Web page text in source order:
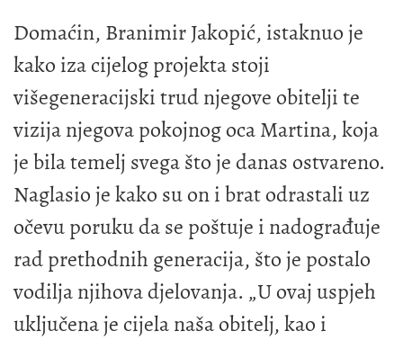
Domaćin, Branimir Jakopić, istaknuo je
kako iza cijelog projekta stoji
višegeneracijski trud njegove obitelji te
vizija njegova pokojnog oca Martina, koja
je bila temelj svega što je danas ostvareno.
Naglasio je kako su on i brat odrastali uz
očevu poruku da se poštuje i nadograđuje
rad prethodnih generacija, što je postalo
vodilja njihova djelovanja. „U ovaj uspjeh
uključena je cijela naša obitelj, kao i